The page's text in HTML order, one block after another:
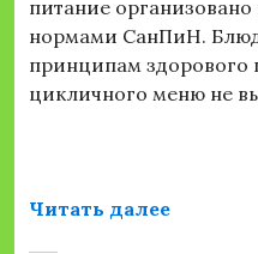
питание организовано
нормами СанПиН.
принципам здорового
цикличного меню не
Читать далее